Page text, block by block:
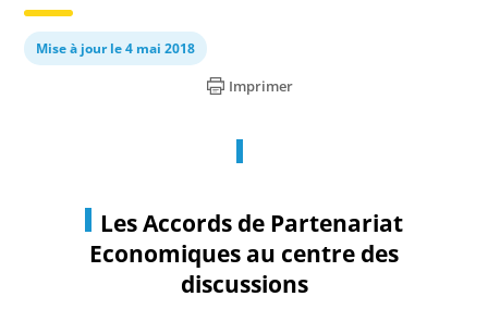
Mise à jour le 4 mai 2018
Imprimer
Les Accords de Partenariat
Economiques au centre des
discussions